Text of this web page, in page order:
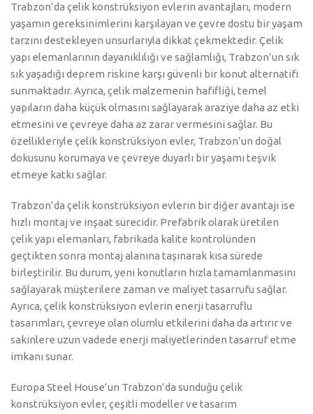
Trabzon’da çelik konstrüksiyon evlerin avantajları, modern
yaşamın gereksinimlerini karşılayan ve çevre dostu bir yaşam
tarzını destekleyen unsurlarıyla dikkat çekmektedir. Çelik
yapı elemanlarının dayanıklılığı ve sağlamlığı, Trabzon’un sık
sık yaşadığı deprem riskine karşı güvenli bir konut alternatifi
sunmaktadır. Ayrıca, çelik malzemenin hafifliği, temel
yapıların daha küçük olmasını sağlayarak araziye daha az etki
etmesini ve çevreye daha az zarar vermesini sağlar. Bu
özellikleriyle çelik konstrüksiyon evler, Trabzon’un doğal
dokusunu korumaya ve çevreye duyarlı bir yaşamı teşvik
etmeye katkı sağlar.
Trabzon’da çelik konstrüksiyon evlerin bir diğer avantajı ise
hızlı montaj ve inşaat sürecidir. Prefabrik olarak üretilen
çelik yapı elemanları, fabrikada kalite kontrolünden
geçtikten sonra montaj alanına taşınarak kısa sürede
birleştirilir. Bu durum, yeni konutların hızla tamamlanmasını
sağlayarak müşterilere zaman ve maliyet tasarrufu sağlar.
Ayrıca, çelik konstrüksiyon evlerin enerji tasarruflu
tasarımları, çevreye olan olumlu etkilerini daha da artırır ve
sakinlere uzun vadede enerji maliyetlerinden tasarruf etme
imkanı sunar.
Europa Steel House’un Trabzon’da sunduğu çelik
konstrüksiyon evler, çeşitli modeller ve tasarım